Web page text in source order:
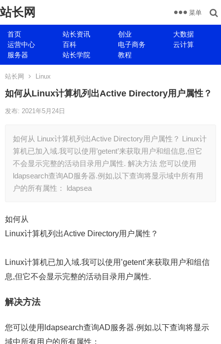
站长网
首页 站长资讯 创业
大数据
运营中心
百科 电子商务
云计算
服务器
站长学院 教程
菜单
站长网 Linux
如何从Linux计算机列出Active Directory用户属性？
发布: 2021年5月24日
如何从 Linux计算机列出Active Directory用户属性？ Linux计
算机已加入域.我可以使用’getent’来获取用户和组信息,但它
不会显示完整的活动目录用户属性. 解决方法 您可以使用
ldapsearch查询AD服务器.例如,以下查询将显示域中所有用
户的所有属性： ldapsea
如何从
Linux计算机列出Active Directory用户属性？
Linux计算机已加入域.我可以使用’getent’来获取用户和组信
息,但它不会显示完整的活动目录用户属性.
解决方法
您可以使用ldapsearch查询AD服务器.例如,以下查询将显示
域中所有用户的所有属性：